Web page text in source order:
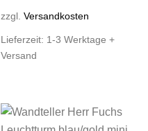
zzgl. Versandkosten
Lieferzeit: 1-3 Werktage +
Versand